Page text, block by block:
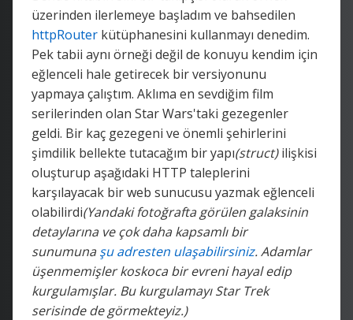
üzerinden ilerlemeye başladım ve bahsedilen
httpRouter kütüphanesini kullanmayı denedim.
Pek tabii aynı örneği değil de konuyu kendim için
eğlenceli hale getirecek bir versiyonunu
yapmaya çalıştım. Aklıma en sevdiğim film
serilerinden olan Star Wars'taki gezegenler
geldi. Bir kaç gezegeni ve önemli şehirlerini
şimdilik bellekte tutacağım bir yapı(struct)ilişkisi
oluşturup aşağıdaki HTTP taleplerini
karşılayacak bir web sunucusu yazmak eğlenceli
olabilirdi(Yandaki fotoğrafta görülen galaksinin
detaylarına ve çok daha kapsamlı bir
sunumunaşu adresten ulaşabilirsiniz. Adamlar
üşenmemişler koskoca bir evreni hayal edip
kurgulamışlar. Bu kurgulamayı Star Trek
serisinde de görmekteyiz.)